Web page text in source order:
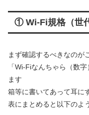
① Wi-Fi規格（世
まず確認するべきなのが
「Wi-Fiなんちゃら（数
ます
箱等に書いてあって耳に
表にまとめると以下のよ